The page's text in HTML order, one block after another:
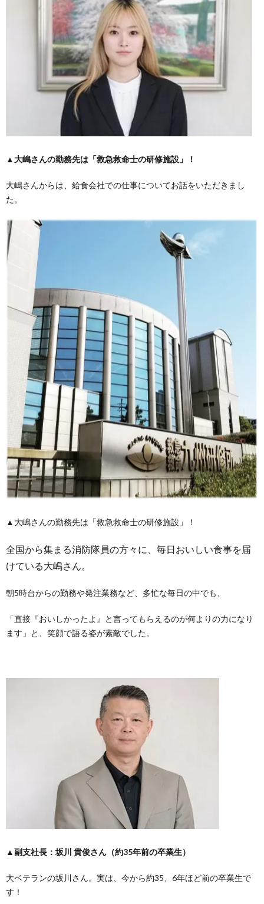
▲ 大嶋さんの勤務先は「救急救命士の研修施設」！
大嶋さんからは、給食会社での仕事についてお話をいただきまし
た。
▲大嶋さんの勤務先は「救急救命士の研修施設」！
全国から集まる消防隊員の方々に、毎日おいしい食事を届
けている大嶋さん。
朝5時台からの勤務や発注業務など、多忙な毎日の中でも、
「直接『おいしかったよ』と言ってもらえるのが何よりの力になり
ます」と、笑顔で語る姿が素敵でした。
▲副支社長：坂川 貴俊さん（約35年前の卒業生）
大ベテランの坂川さん。実は、今から約35、6年ほど前の卒業生で
す！